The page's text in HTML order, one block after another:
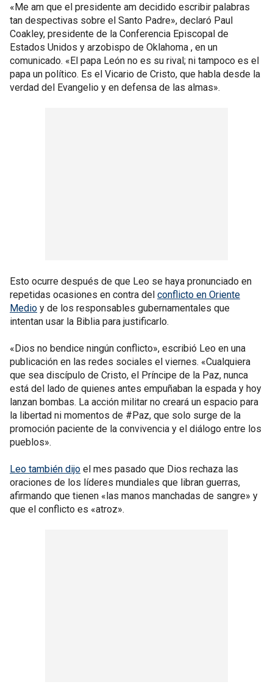
«Me am que el presidente am decidido escribir palabras
tan despectivas sobre el Santo Padre», declaró Paul
Coakley, presidente de la Conferencia Episcopal de
Estados Unidos y arzobispo de Oklahoma , en un
comunicado. «El papa León no es su rival; ni tampoco es el
papa un político. Es el Vicario de Cristo, que habla desde la
verdad del Evangelio y en defensa de las almas».
Esto ocurre después de que Leo se haya pronunciado en
repetidas ocasiones en contra del conflicto en Oriente
Medio y de los responsables gubernamentales que
intentan usar la Biblia para justificarlo.
«Dios no bendice ningún conflicto», escribió Leo en una
publicación en las redes sociales el viernes. «Cualquiera
que sea discípulo de Cristo, el Príncipe de la Paz, nunca
está del lado de quienes antes empuñaban la espada y hoy
lanzan bombas. La acción militar no creará un espacio para
la libertad ni momentos de #Paz, que solo surge de la
promoción paciente de la convivencia y el diálogo entre los
pueblos».
Leo también dijo el mes pasado que Dios rechaza las
oraciones de los líderes mundiales que libran guerras,
afirmando que tienen «las manos manchadas de sangre» y
que el conflicto es «atroz».